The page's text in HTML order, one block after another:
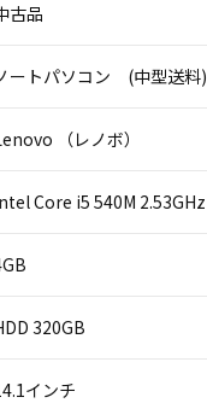
古品
ートパソコン (中型送料)
（レノボ）
Core i5 540M 2.53GHz
320GB
インチ